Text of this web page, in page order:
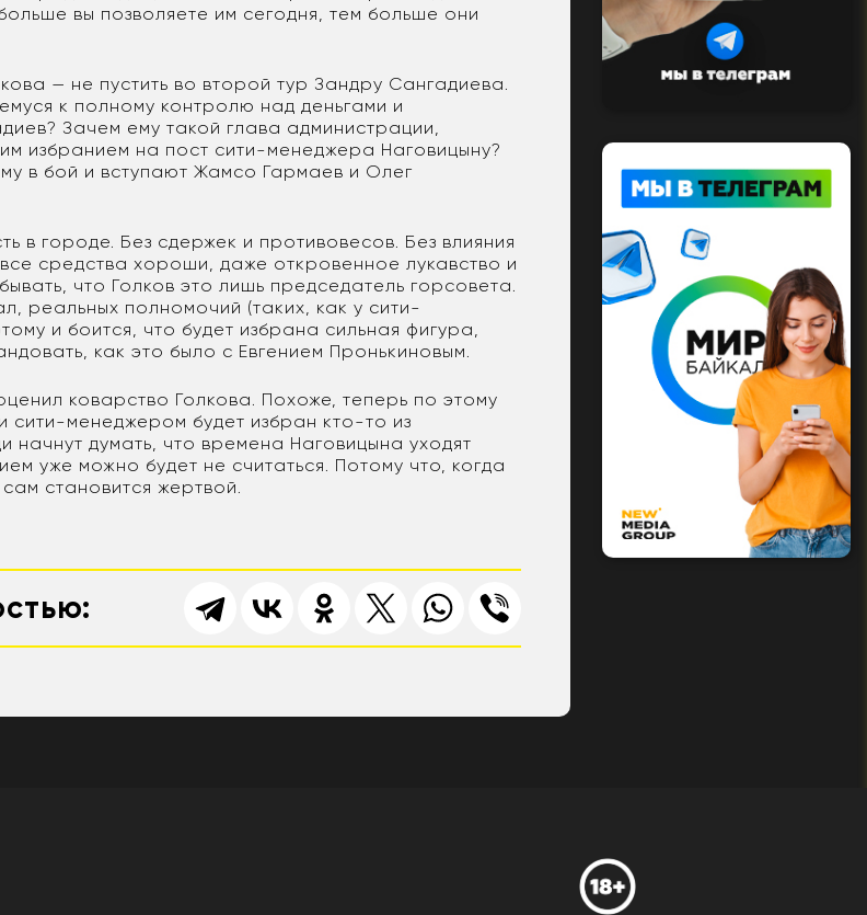
вы позволяете им сегодня, тем больше они
— не пустить во второй тур Зандру Сангадиева.
к полному контролю над деньгами и
Зачем ему такой глава администрации,
избранием на пост сити-менеджера Наговицыну?
в бой и вступают Жамсо Гармаев и Олег
в городе. Без сдержек и противовесов. Без влияния
средства хороши, даже откровенное лукавство и
что Голков это лишь председатель горсовета.
реальных полномочий (таких, как у сити-
и боится, что будет избрана сильная фигура,
как это было с Евгением Пронькиновым.
коварство Голкова. Похоже, теперь по этому
сити-менеджером будет избран кто-то из
начнут думать, что времена Наговицына уходят
уже можно будет не считаться. Потому что, когда
становится жертвой.